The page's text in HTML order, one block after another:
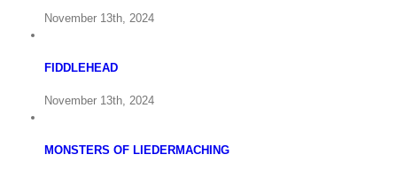
November 13th, 2024
FIDDLEHEAD
November 13th, 2024
MONSTERS OF LIEDERMACHING